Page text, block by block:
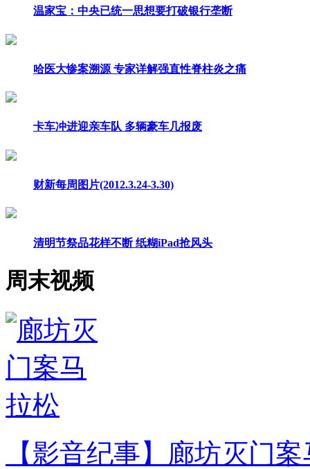
温家宝：中央已统一思想要打破银行垄断
哈医大惨案溯源 专家详解强直性脊柱炎之痛
卡车冲进迎亲车队 多辆豪车几报废
财新每周图片(2012.3.24-3.30)
清明节祭品花样不断 纸糊iPad抢风头
周末视频
【影音纪事】廊坊灭门